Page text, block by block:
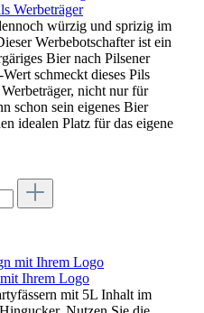
Werbeträger
würzig und sprizig im
Werbebotschafter ist ein
Bier nach Pilsener
schmeckt dieses Pils
nicht nur für
schon sein eigenes Bier
idealen Platz für das eigene
Ihrem Logo
mit 5L Inhalt im